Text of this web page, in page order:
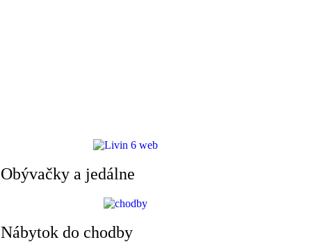
Obývačky a jedálne
Nábytok do chodby